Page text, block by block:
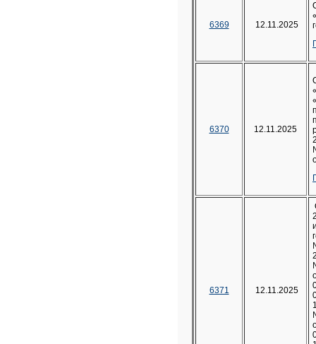
6369 12.11.2025
6370 12.11.2025
6371 12.11.2025